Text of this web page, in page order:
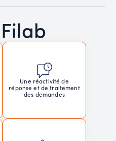
Filab
Une réactivité de
réponse et de traitement
des demandes